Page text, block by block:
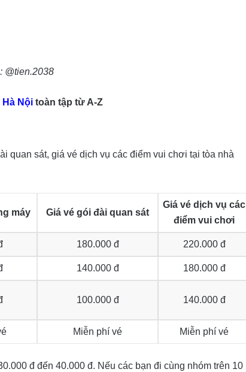
@tien.2038
Nội toàn tập từ A-Z
quan sát, giá vé dịch vụ các điểm vui chơi tại tòa nhà
máy Giá vé gói đài quan sát
Giá vé dịch vụ các
điểm vui chơi
180.000 đ 220.000 đ
140.000 đ 180.000 đ
100.000 đ 140.000 đ
Miễn phí vé Miễn phí vé
đ đến 40.000 đ. Nếu các bạn đi cùng nhóm trên 10